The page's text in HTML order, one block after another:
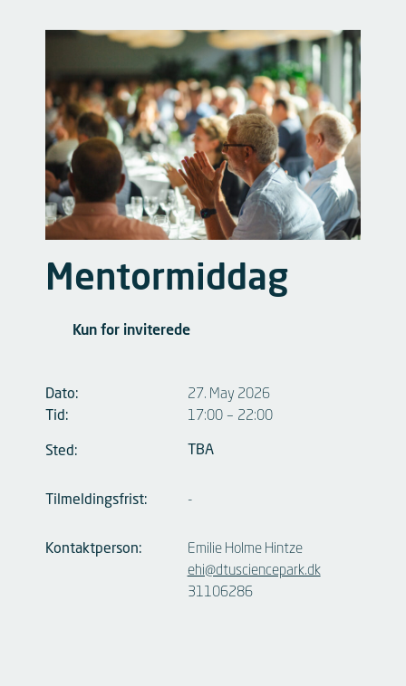
Mentormiddag
Kun for inviterede
Dato:
Tid:
Sted:
27. May 2026
17:00 – 22:00
TBA
Tilmeldingsfrist:
Kontaktperson:
-
Emilie Holme Hintze
ehi@dtusciencepark.dk
31106286